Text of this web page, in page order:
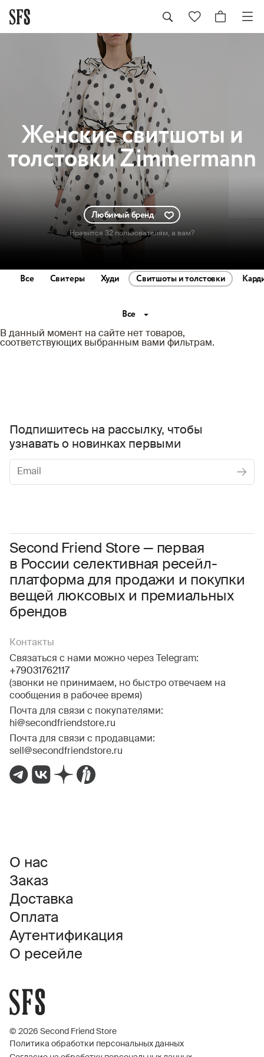
Женскиесвитшоты и
толстовки Zimmermann
Любимый бренд
Нравится 32 пользователям, а вам?
Все Свитеры Худи Свитшоты и толстовки
Все
В данный момент на сайте нет товаров,
соответствующих выбранным вами фильтрам.
Second Friend Store — первая
в России селективная ресейл-
платформа для продажи и покупки
вещей люксовых и премиальных
брендов
Контакты
Связаться с нами можно через Telegram:
+79031762117
(звонки не принимаем, но быстро отвечаем на
сообщения в рабочее время)
Почта для связи с покупателями:
hi@secondfriendstore.ru
Почта для связи с продавцами:
sell@secondfriendstore.ru
Подпишитесь на рассылку, чтобы
узнавать о новинках первыми
Соглашаюсь с условиями Пользовательского соглашения
Даю согласие на получение рекламной информации.
О нас
Заказ
Доставка
Оплата
Аутентификация
О ресейле
© 2026 Second Friend Store
Политика обработки персональных данных